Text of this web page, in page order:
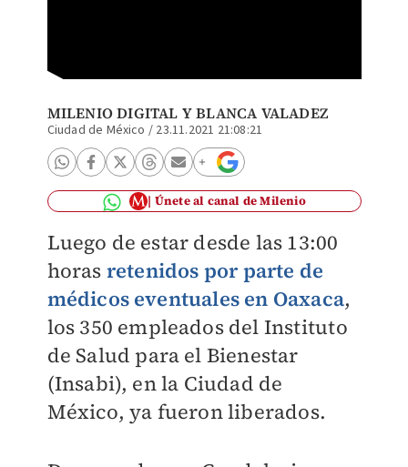
MILENIO DIGITAL YBLANCA VALADEZ
Ciudad de México / 23.11.2021 21:08:21
Únete al canal de Milenio
Luego de estar desde las 13:00
horas retenidos por parte de
médicos eventuales en Oaxaca,
los 350 empleados del Instituto
de Salud para el Bienestar
(Insabi), en la Ciudad de
México, ya fueron liberados.